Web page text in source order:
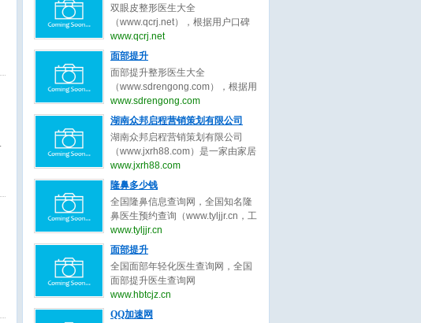
武汉脸部整形医生、西安脸部整
形、郑州脸部整形。脸部整形医生
大全，秉承为客户服务公平公正原
则，为整形客户求美决策推荐最好
的脸部整形医生。
生、眼睛整形医生、吸脂整形医
生、修复整形医生、北京整形医
生、上海整形医生、广州整形医
生、成都整形医生、武汉整形医
生。整形医生大全，秉承为客户服
务公平公正原则，为整形客户求美
决策推荐最好的隆鼻整形医生。
双眼皮整形医生大全
（www.qcrj.net），根据用户口碑
收录全中国最好的整形医生，包括
不限于整形外科医生、微整形医
生、修复双眼皮整形医生、北京双
眼皮整形医生、上海双眼皮整形医
生、广州双眼皮整形医生、成都双
眼皮整形医生、武汉双眼皮整形医
生。双眼皮整形医生大全，秉承为
客户服务公平公正原则，为整形客
户求美决策推荐最好的双眼皮整形
医生。
www.qcrj.net
面部提升
面部提升整形医生大全
（www.sdrengong.com），根据用
户口碑收录全中国最好的面部提升
整形医生，包括不限于面部提升整
生、修复提升整形医生、北京面部
提升整形医生、上海面部提升整形
医生、广州面部提升整形医生、成
都面部提升整形医生、武汉面部提
升整形医生、西安面部提升整形、
郑州面部提升整形。面部提升整形
医生大全，秉承为客户服务公平公
正原则，为整形客户求美决策推荐
最好的面部提升整形医生。
www.sdrengong.com
湖南众邦启程营销策划有限公司
湖南众邦启程营销策划有限公司
（www.jxrh88.com）是一家由家居
行业精英共同打造的商业智慧平台,
集策划咨询、 教育培训、 执行落
匠精神 - 工匠品质” 为核心理念，不
到4年时间， 为国内万余客户提升
品牌价值， 创造销售奇迹， 2021
年销售业绩达成冲刺目标7.5亿。
公司自创立至今， 一直扎根于家居
建材细分领域， 以执行为王、落地
为王、 结果为王的宗旨， 精耕细作
精益求精。
www.jxrh88.com
隆鼻多少钱
全国隆鼻信息查询网，全国知名隆
鼻医生预约查询（www.tyljjr.cn，工
信部备案号：晋ICP备13005452
号）。全国隆鼻信息查询网系统提
鼻多少钱,玻尿酸隆鼻,耳软骨隆鼻,
假体隆鼻,硅胶隆鼻,隆鼻哪种好,隆
鼻价格,隆鼻、隆鼻修复医生等知名
口碑专家预约查询。了解隆鼻,线雕
www.tyljjr.cn
面部提升
全国面部年轻化医生查询网，全国
面部提升医生查询网
（www.hbtcjz.cn，工信部备案号：
鄂ICP备2020017337号），面部年
www.hbtcjz.cn
QQ加速网